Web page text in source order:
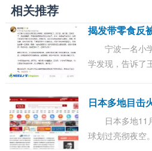
相关推荐
宁波一名小
学发现，告诉了
她...
日本多地11
球划过亮彻夜空